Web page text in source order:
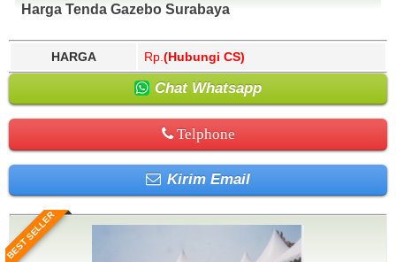
Harga Tenda Gazebo Surabaya
HARGA Rp. (Hubungi CS)
Chat Whatsapp
Telphone
Kirim Email
BEST SELLER